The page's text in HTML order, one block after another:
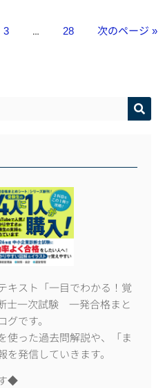
3 … 28 次のページ »
キスト「一目でわかる！覚
士一次試験 一発合格まと
グです。
使った過去問解説や、「ま
を発信していきます。
◆